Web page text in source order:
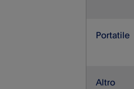
Portatile
Altro